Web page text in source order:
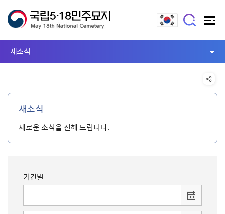
새소식
새소식
새로운 소식을 전해 드립니다.
기간별